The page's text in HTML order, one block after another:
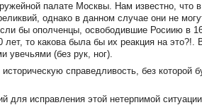
палате Москвы. Нам известно, что
однако в данном случае они не
бы ополченцы, освободившие Росиию в
то какова была бы их реакция на это?!.
увечьями (без рук, ног).
справедливость, без которой
исправления этой нетерпимой ситуации.